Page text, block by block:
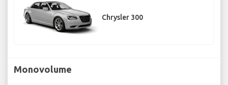
Chrysler 300
Monovolume